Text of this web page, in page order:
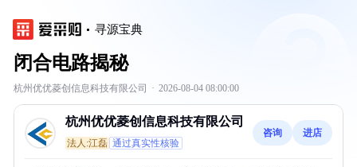
寻源宝典
闭合电路揭秘
杭州优优菱创信息科技有限公司 · 2026-08-04 08:00:00
杭州优优菱创信息科技有限公司
法人:江磊 通过真实性核验
咨询 进店